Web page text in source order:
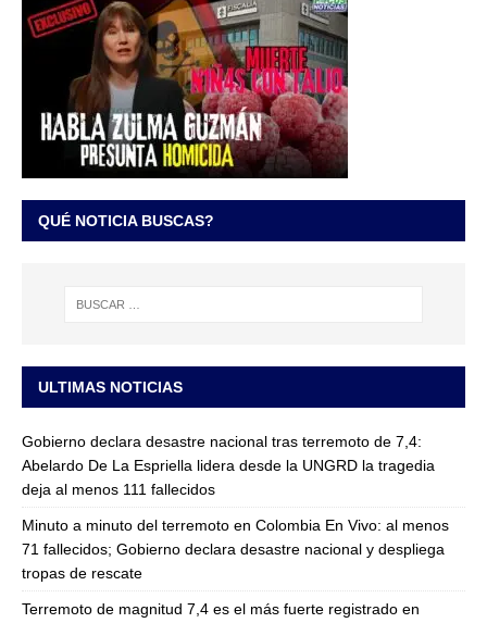
QUÉ NOTICIA BUSCAS?
ULTIMAS NOTICIAS
Gobierno declara desastre nacional tras terremoto de 7,4:
Abelardo De La Espriella lidera desde la UNGRD la tragedia
deja al menos 111 fallecidos
Minuto a minuto del terremoto en Colombia En Vivo: al menos
71 fallecidos; Gobierno declara desastre nacional y despliega
tropas de rescate
Terremoto de magnitud 7,4 es el más fuerte registrado en